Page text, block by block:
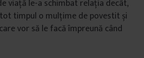
viață le-a schimbat relația decât,
timpul o mulțime de povestit și
vor să le facă împreună când